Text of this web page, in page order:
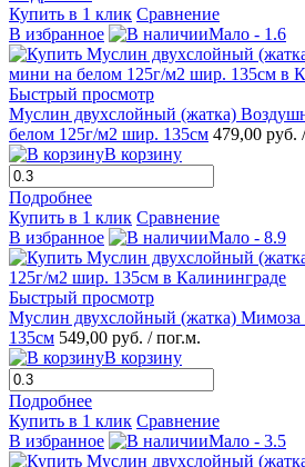
Купить в 1 клик Сравнение
В избранное
Мало - 1.6
Быстрый просмотр
Муслин двухслойный (жатка)
белом 125г/м2 шир. 135см 479,00 руб.
В корзину
Подробнее
Купить в 1 клик Сравнение
В избранное
Мало - 8.9
Быстрый просмотр
Муслин двухслойный (жатка) Мимоза
135см 549,00 руб. / пог.м.
В корзину
Подробнее
Купить в 1 клик Сравнение
В избранное
Мало - 3.5